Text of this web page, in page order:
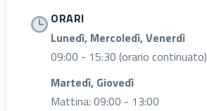
ORARI
Lunedì, Mercoledì, Venerdì
09:00 - 15:30 (orario continuato)
Martedì, Giovedì
Mattina: 09:00 - 13:00